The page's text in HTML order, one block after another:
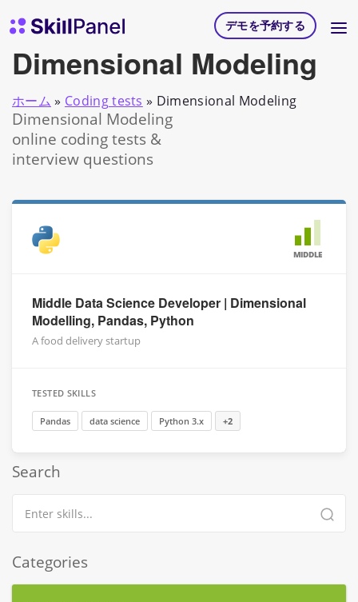
スキルパネル ホームページ
デモを予約する
Dimensional Modeling
ホーム » Coding tests » Dimensional Modeling
Dimensional Modeling
online coding tests &
interview questions
MIDDLE
Middle Data Science Developer | Dimensional
Modelling, Pandas, Python
A food delivery startup
TESTED SKILLS
Pandas data science Python 3.x +2
Search
Categories